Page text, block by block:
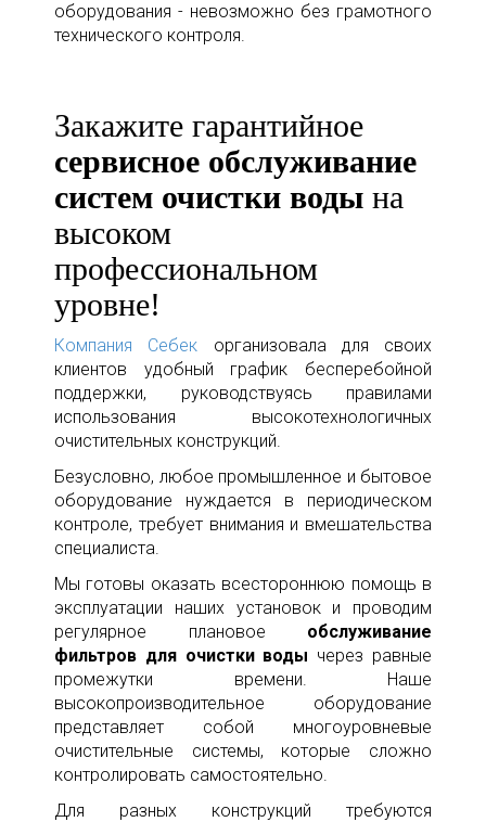
оборудования - невозможно без грамотного
технического контроля.
Закажите гарантийное
сервисное обслуживание
систем очистки воды на
высоком
профессиональном
уровне!
Компания Себек организовала для своих
клиентов удобный график бесперебойной
поддержки, руководствуясь правилами
использования высокотехнологичных
очистительных конструкций.
Безусловно, любое промышленное и бытовое
оборудование нуждается в периодическом
контроле, требует внимания и вмешательства
специалиста.
Мы готовы оказать всестороннюю помощь в
эксплуатации наших установок и проводим
регулярное плановое обслуживание
фильтров для очистки воды через равные
промежутки времени. Наше
высокопроизводительное оборудование
представляет собой многоуровневые
очистительные системы, которые сложно
контролировать самостоятельно.
Для разных конструкций требуются